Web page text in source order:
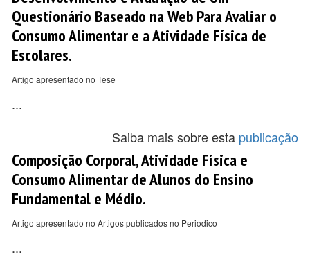
Questionário Baseado na Web Para Avaliar o
Consumo Alimentar e a Atividade Física de
Escolares.
Artigo apresentado no Tese
...
Saiba mais sobre esta publicação
Composição Corporal, Atividade Física e
Consumo Alimentar de Alunos do Ensino
Fundamental e Médio.
Artigo apresentado no Artigos publicados no Periodico
...